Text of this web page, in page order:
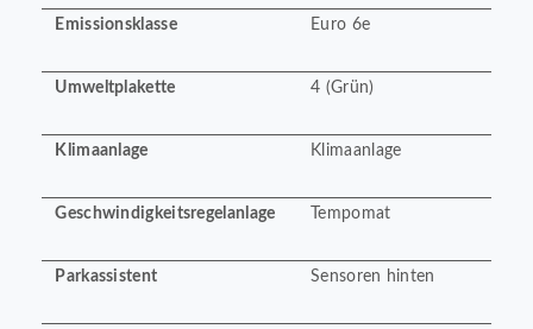
Emissionsklasse Euro 6e
Umweltplakette 4 (Grün)
Klimaanlage Klimaanlage
Geschwindigkeitsregelanlage Tempomat
Parkassistent Sensoren hinten